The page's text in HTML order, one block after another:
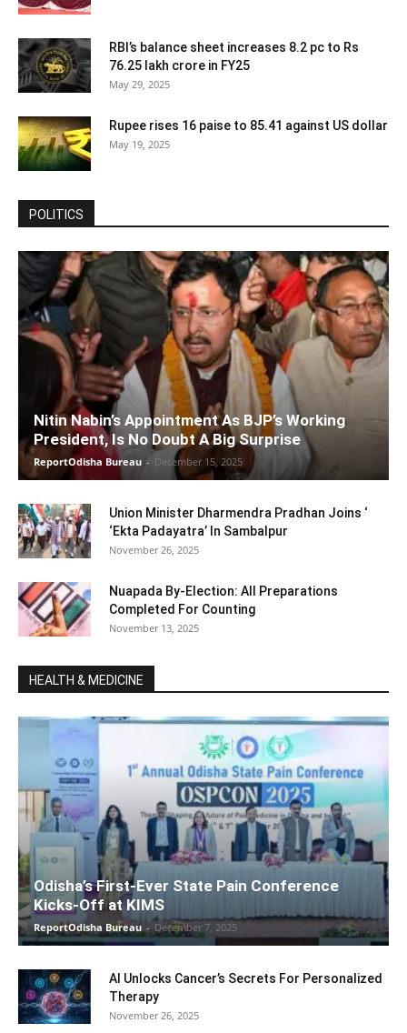
RBI’s balance sheet increases 8.2 pc to Rs
76.25 lakh crore in FY25
May 29, 2025
Rupee rises 16 paise to 85.41 against US dollar
May 19, 2025
POLITICS
Nitin Nabin’s Appointment As BJP’s Working
President, Is No Doubt A Big Surprise
ReportOdisha Bureau - December 15, 2025
Union Minister Dharmendra Pradhan Joins ‘
‘Ekta Padayatra’ In Sambalpur
November 26, 2025
Nuapada By-Election: All Preparations
Completed For Counting
November 13, 2025
HEALTH & MEDICINE
Odisha’s First-Ever State Pain Conference
Kicks-Off at KIMS
ReportOdisha Bureau - December 7, 2025
AI Unlocks Cancer’s Secrets For Personalized
Therapy
November 26, 2025